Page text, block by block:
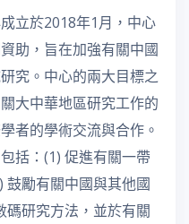
立於2018年1月，中心
助，旨在加強有關中國
究。中心的兩大目標之
大中華地區研究工作的
者的學術交流與合作。
括：(1) 促進有關一帶
鼓勵有關中國與其他國
碼研究方法，並於有關